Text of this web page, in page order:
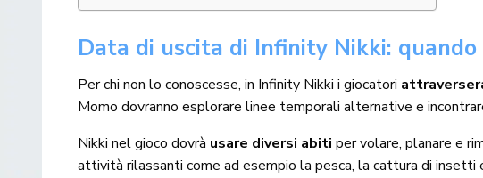
Data di uscita di Infinity Nikki:
Per chi non lo conoscesse, in Infinity Nikki i giocatori
Momo dovranno esplorare linee temporali alternative e
Nikki nel gioco dovrà usare diversi abiti per volare, planare e
attività rilassanti come ad esempio la pesca, la cattura di